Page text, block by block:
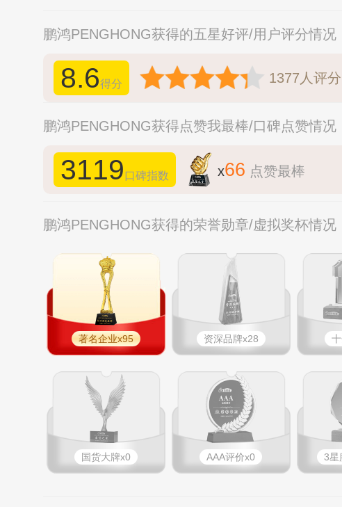
鹏鸿PENGHONG获得的五星好评/用户评分情况
8.6得分 1377 人评分
鹏鸿PENGHONG获得点赞我最棒/口碑点赞情况
3119口碑指数 x66 点赞最棒
鹏鸿PENGHONG获得的荣誉勋章/虚拟奖杯情况
著名企业x95 资深品牌x28
国货大牌x0 AAA评价x0 3星